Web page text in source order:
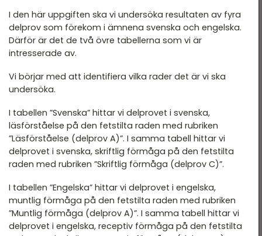
I den här uppgiften ska vi undersöka resultaten av fyra
delprov som förekom i ämnena svenska och engelska.
Därför är det de två övre tabellerna som vi är
intresserade av.
Vi börjar med att identifiera vilka rader det är vi ska
undersöka.
I tabellen ”Svenska” hittar vi delprovet i svenska,
läsförståelse på den fetstilta raden med rubriken
”Läsförståelse (delprov A)”. I samma tabell hittar vi
delprovet i svenska, skriftlig förmåga på den fetstilta
raden med rubriken ”Skriftlig förmåga (delprov C)”.
I tabellen ”Engelska” hittar vi delprovet i engelska,
muntlig förmåga på den fetstilta raden med rubriken
”Muntlig förmåga (delprov A)”. I samma tabell hittar vi
delprovet i engelska, receptiv förmåga på den fetstilta